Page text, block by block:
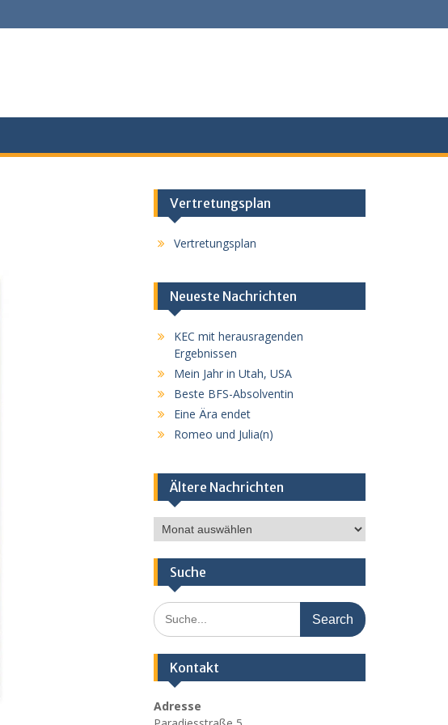
Vertretungsplan
Vertretungsplan
Neueste Nachrichten
KEC mit herausragenden
Ergebnissen
Mein Jahr in Utah, USA
Beste BFS-Absolventin
Eine Ära endet
Romeo und Julia(n)
Ältere Nachrichten
Ältere
Nachrichten
Suche
Search
for:
Kontakt
Adresse